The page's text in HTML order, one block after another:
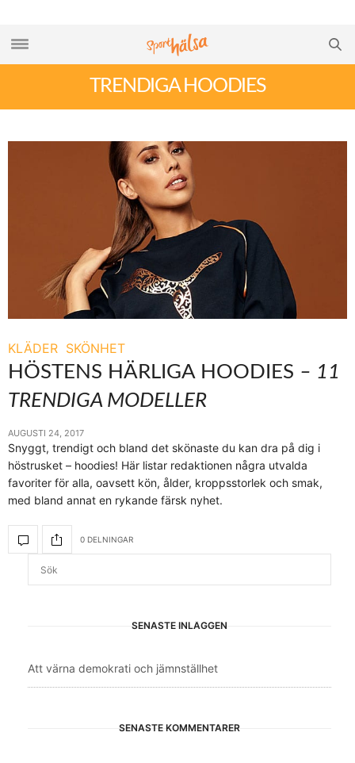
TRENDIGA HOODIES
KLÄDER SKÖNHET
HÖSTENS HÄRLIGA HOODIES – 11
TRENDIGA MODELLER
AUGUSTI 24, 2017
Snyggt, trendigt och bland det skönaste du kan dra på dig i
höstrusket – hoodies! Här listar redaktionen några utvalda
favoriter för alla, oavsett kön, ålder, kroppsstorlek och smak,
med bland annat en rykande färsk nyhet.
0 DELNINGAR
SENASTE INLÄGGEN
Att värna demokrati och jämnställhet
SENASTE KOMMENTARER